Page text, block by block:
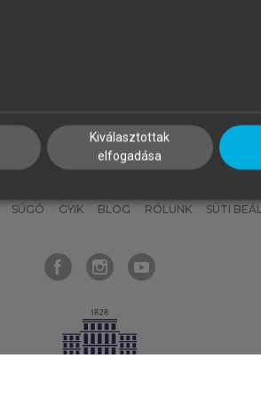
MI –
SÚGÓ GYIK BLOG RÓLUNK SÜTI
Kiválasztottak
elfogadása